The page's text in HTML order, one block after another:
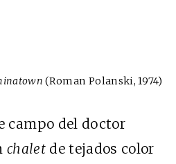
(Roman Polanski, 1974)
campo del doctor
chaletde tejados color